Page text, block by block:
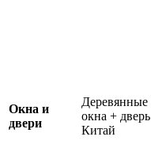
Окна и
двери
Деревянные
окна + дверь
Китай